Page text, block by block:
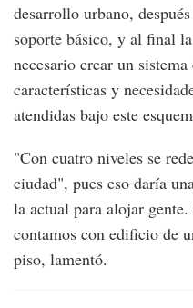
desarrollo urbano,
soporte básico, y al final
necesario crear un
características y
atendidas bajo este
"Con cuatro niveles se
ciudad", pues eso daría
la actual para alojar
contamos con edificio de
piso, lamentó.